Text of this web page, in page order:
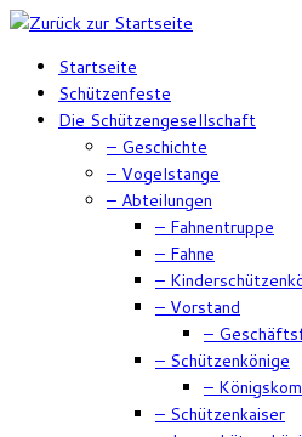
Zum
springenStartseite
Schützenfeste
Die Schützengesellschaft
– Geschichte
– Vogelstange
– Abteilungen
– Fahnentruppe
– Fahne
–
– Vorstand
–
– Schützenkönige
–
– Schützenkaiser